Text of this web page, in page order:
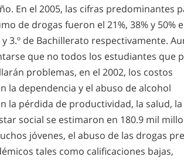
En el 2005, las cifras predominantes
de drogas fueron el 21%, 38% y 50%
y 3.º de Bachillerato respectivamente.
que no todos los estudiantes que
problemas, en el 2002, los costos
la dependencia y el abuso de alcohol
la pérdida de productividad, la salud,
social se estimaron en 180.9 mil
jóvenes, el abuso de las drogas
tales como calificaciones bajas,